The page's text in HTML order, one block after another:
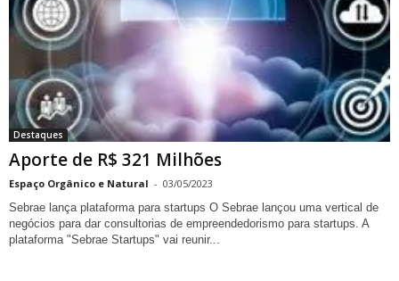
Destaques
Aporte de R$ 321 Milhões
Espaço Orgânico e Natural - 03/05/2023
Sebrae lança plataforma para startups O Sebrae lançou uma vertical de
negócios para dar consultorias de empreendedorismo para startups. A
plataforma "Sebrae Startups" vai reunir...